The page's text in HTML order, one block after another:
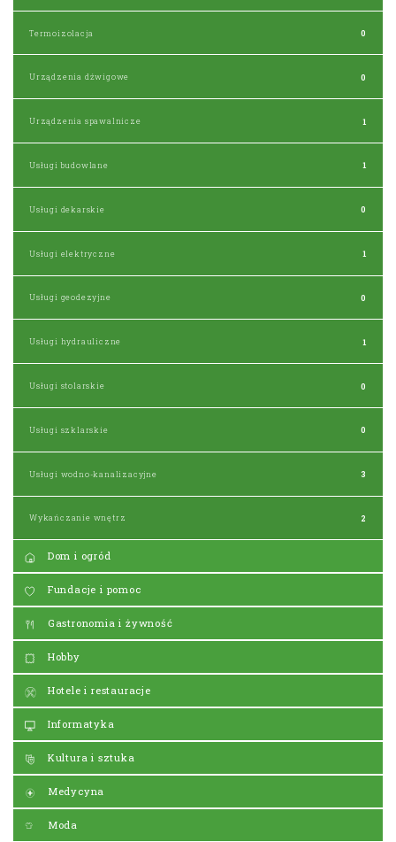
Termoizolacja 0
Urządzenia dźwigowe 0
Urządzenia spawalnicze 1
Usługi budowlane 1
Usługi dekarskie 0
Usługi elektryczne 1
Usługi geodezyjne 0
Usługi hydrauliczne 1
Usługi stolarskie 0
Usługi szklarskie 0
Usługi wodno-kanalizacyjne 3
Wykańczanie wnętrz 2
Dom i ogród
Fundacje i pomoc
Gastronomia i żywność
Hobby
Hotele i restauracje
Informatyka
Kultura i sztuka
Medycyna
Moda